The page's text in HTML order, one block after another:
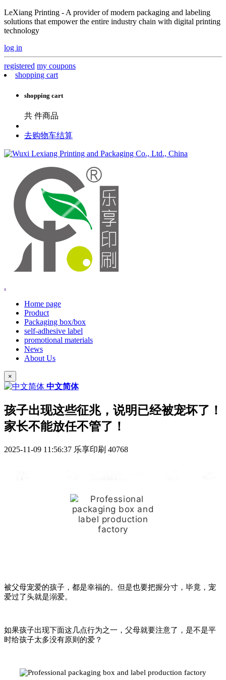
LeXiang Printing - A provider of modern packaging and labeling
solutions that empower the entire industry chain with digital printing
technology
log in
registered my coupons
shopping cart
shopping cart
共 件商品
去购物车结算
.
Home page
Product
Packaging box/box
self-adhesive label
promotional materials
News
About Us
×
中文简体
孩子出现这些征兆，说明已经被宠坏了！
家长不能放任不管了！
2025-11-09 11:56:37 乐享印刷 40768
被父母宠爱的孩子，都是幸福的。但是也要把握分寸，毕竟，宠
爱过了头就是溺爱。
如果孩子出现下面这几点行为之一，父母就要注意了，是不是平
时给孩子太多没有原则的爱？